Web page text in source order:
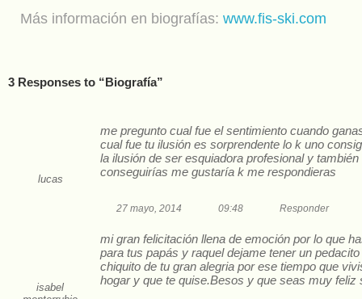
Más información en biografías: www.fis-ski.com
3 Responses to “Biografía”
lucas
me pregunto cual fue el sentimiento cuando
cual fue tu ilusión es sorprendente lo k uno
la ilusión de ser esquiadora profesional y
conseguirías me gustaría k me respondieras
27 mayo, 2014 09:48 Responder
isabel
mi gran felicitación llena de emoción por lo que
para tus papás y raquel dejame tener un
chiquito de tu gran alegria por ese tiempo que
hogar y que te quise.Besos y que seas muy feliz